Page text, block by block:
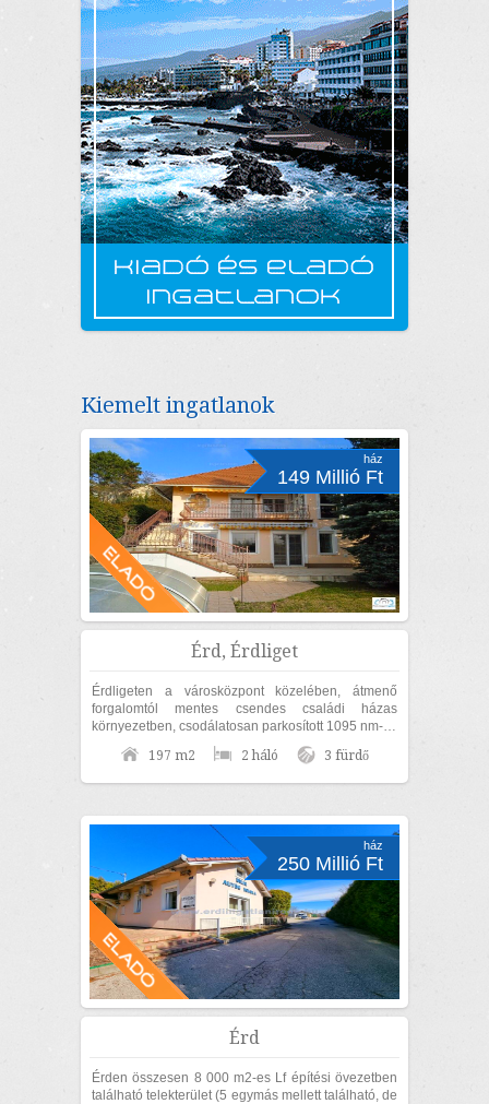
Kiemelt ingatlanok
ház
149 Millió Ft
Érd, Érdliget
Érdligeten a városközpont közelében, átmenő
forgalomtól mentes csendes családi házas
környezetben, csodálatosan parkosított 1095 nm-es
díszkertben, nettó 170nm lakóterületű családi...
197 m2 2 háló 3 fürdő
ház
250 Millió Ft
Érd
Érden összesen 8 000 m2-es Lf építési övezetben
található telekterület (5 egymás mellett található, de